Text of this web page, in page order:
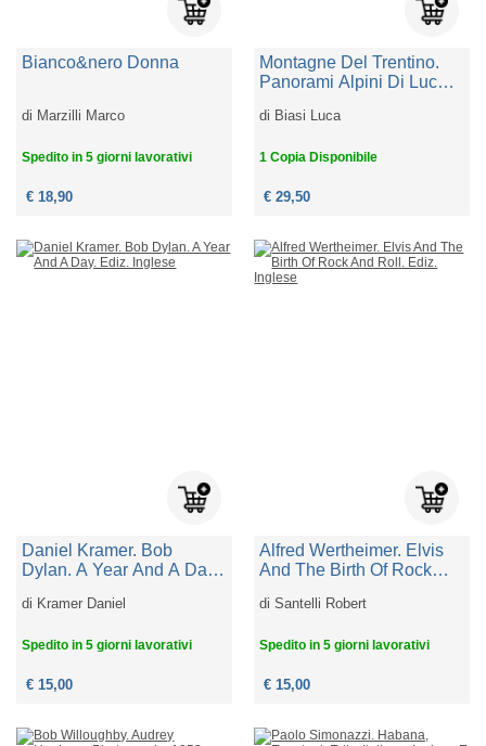
Bianco&nero Donna
di Marzilli Marco
Spedito in 5 giorni lavorativi
€ 18,90
Montagne Del Trentino.
Panorami Alpini Di Luca
di Biasi Luca
1 Copia Disponibile
€ 29,50
Daniel Kramer. Bob
Dylan. A Year And A Day.
di Kramer Daniel
Spedito in 5 giorni lavorativi
€ 15,00
Alfred Wertheimer. Elvis
And The Birth Of Rock
diSantelli Robert
Spedito in 5 giorni lavorativi
€ 15,00